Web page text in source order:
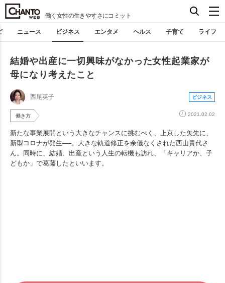
働く女性の生きやすさにコミット
ニュース ビジネス エンタメ ヘルス 子育て ライフ
結婚や出産に一切興味がなかった女性起業家が
母になり考えたこと
西尾英子 ビジネス
働き方 2021.02.02
新たな事業展開という大きなチャンスに挑むべく、上京した矢先に、
新型コロナが発生──。大きな軌道修正を余儀なくされた西山貴代さ
ん。同時に、結婚、出産という人生の転機も訪れ、「キャリアか、子
どもか」で葛藤したといいます。